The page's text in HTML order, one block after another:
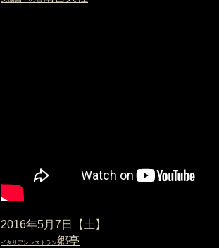
​2016年5月7日【土】
​イタリアンレストラン郷亭